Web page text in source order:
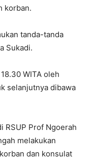
korban.
tanda-tanda
Sukadi.
WITA oleh
selanjutnya dibawa
RSUP Prof Ngoerah
melakukan
dan konsulat